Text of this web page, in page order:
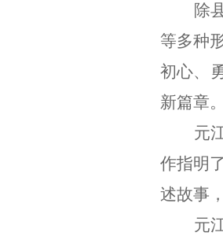
除
等多种
初心、
新篇章。
元
作指明
述故事
元